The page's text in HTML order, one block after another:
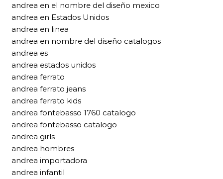
andrea en el nombre del diseño mexico
andrea en Estados Unidos
andrea en linea
andrea en nombre del diseño catalogos
andrea es
andrea estados unidos
andrea ferrato
andrea ferrato jeans
andrea ferrato kids
andrea fontebasso 1760 catalogo
andrea fontebasso catalogo
andrea girls
andrea hombres
andrea importadora
andrea infantil